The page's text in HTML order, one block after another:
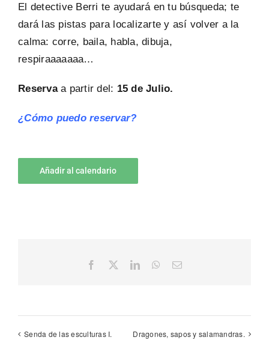
El detective Berri te ayudará en tu búsqueda; te
dará las pistas para localizarte y así volver a la
calma: corre, baila, habla, dibuja,
respiraaaaaaa…
Reservaa partir del: 15 de Julio.
¿Cómo puedo reservar?
Añadir al calendario
Facebook LinkedInWhatsApp
Email
Senda de las esculturas I. Dragones, sapos y salamandras.